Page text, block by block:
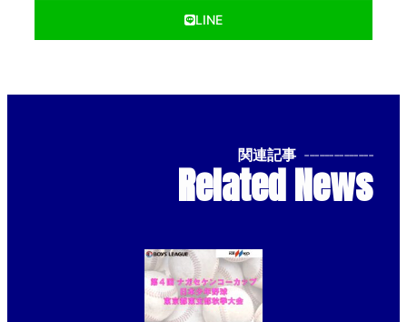
LINE
関連記事 --------------
Related News